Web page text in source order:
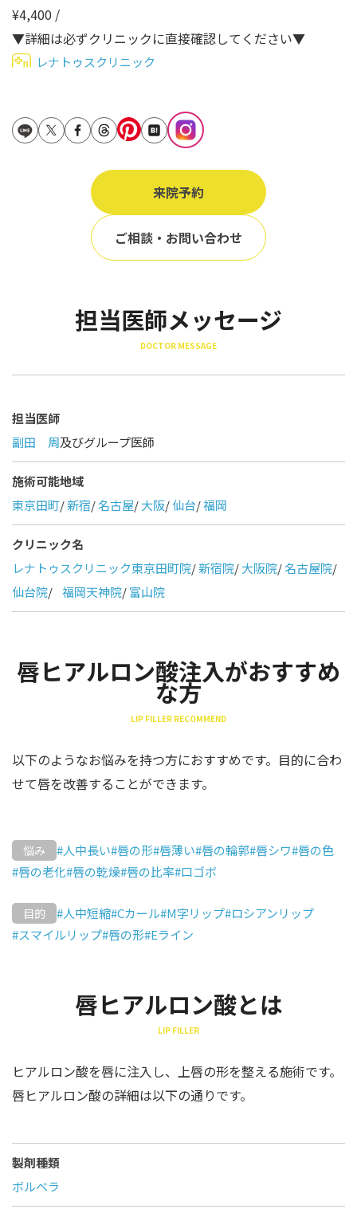
顎
首
立ち耳
20代
50代
70代
80代
90代
地域から探す
東京
¥4,400 /
▼詳細は必ずクリニックに直接確認してください▼
レナトゥスクリニック
来院予約
ご相談・お問い合わせ
担当医師メッセージ
DOCTOR MESSAGE
担当医師
副田 周及びグループ医師
施術可能地域
東京田町/新宿/名古屋/大阪/仙台/福岡
クリニック名
レナトゥスクリニック東京田町院/新宿院/大阪院/名古屋院/
仙台院/ 福岡天神院/富山院
唇ヒアルロン酸注入がおすすめ
な方
LIP FILLER RECOMMEND
以下のようなお悩みを持つ方におすすめです。目的に合わ
せて唇を改善することができます。
悩み #人中長い#唇の形#唇薄い#唇の輪郭#唇シワ#唇の色
#唇の老化#唇の乾燥#唇の比率#口ゴボ
目的 #人中短縮#Cカール#M字リップ#ロシアンリップ
#スマイルリップ#唇の形#Eライン
唇ヒアルロン酸とは
LIP FILLER
ヒアルロン酸を唇に注入し、上唇の形を整える施術です。
唇ヒアルロン酸の詳細は以下の通りです。
製剤種類
ボルベラ